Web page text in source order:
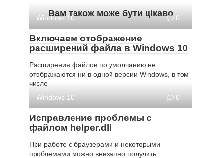
Вам також може бути цікаво
Windows 10 0
Включаем отображение
расширений файла в Windows 10
Расширения файлов по умолчанию не
отображаются ни в одной версии Windows, в том
числе
Windows 10
0
Исправление проблемы с
файлом helper.dll
При работе с браузерами и некоторыми
проблемами можно внезапно получить